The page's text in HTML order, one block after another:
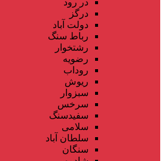
درگز
دولت آباد
رباط سنگ
رشتخوار
رضویه
روداب
ریوش
سبزوار
سرخس
سفیدسنگ
سلامی
سلطان آباد
سنگان